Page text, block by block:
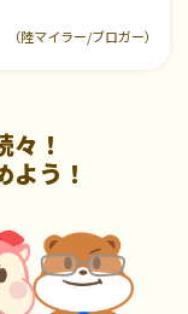
（陸マイラー/ブロガー）
！
う！